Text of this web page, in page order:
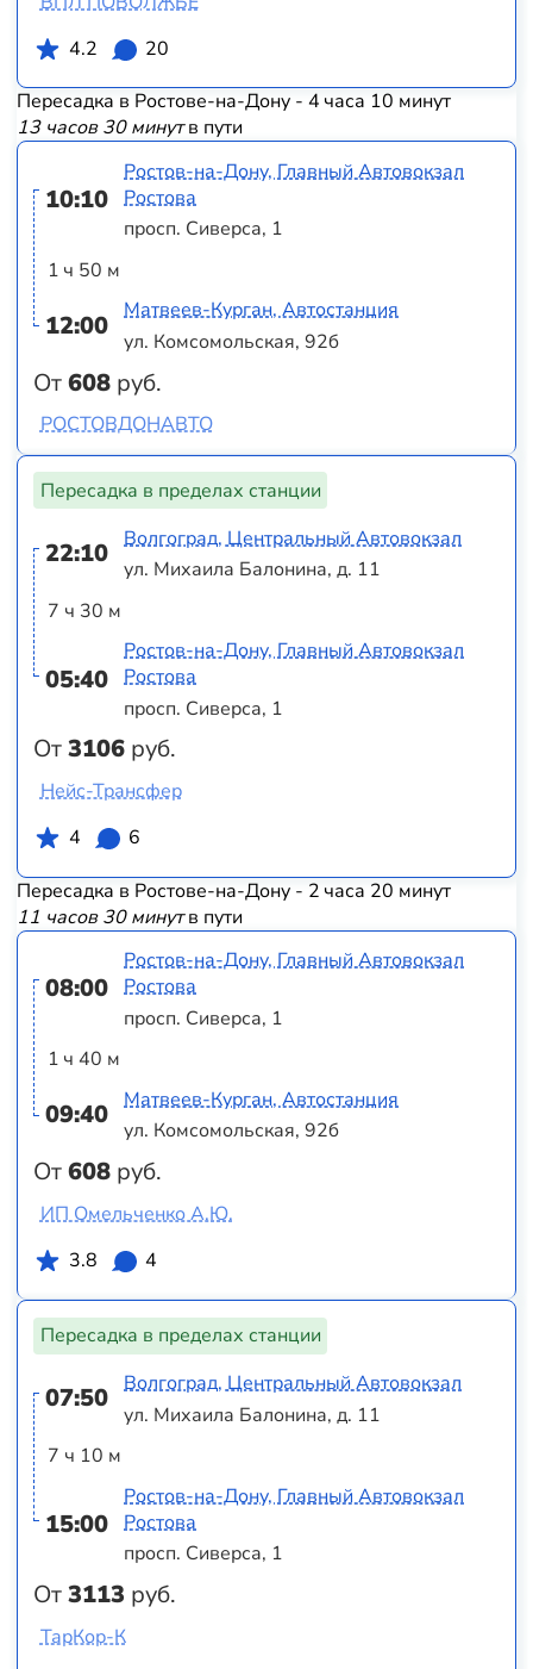
4.2
20
Пересадка в Ростове-на-Дону - 4 часа 10 минут
13 часов 30 минутв пути
10:10
1 ч 50 м
12:00
От608 руб.
Ростов-на-Дону, Главный Автовокзал
Ростова
просп. Сиверса, 1
Матвеев-Курган, Автостанция
ул. Комсомольская, 92б
РОСТОВДОНАВТО
Пересадка в пределах станции
22:10
7 ч 30 м
05:40
От3106 руб.
Волгоград, Центральный Автовокзал
ул. Михаила Балонина, д. 11
Ростов-на-Дону, Главный Автовокзал
Ростова
просп. Сиверса, 1
Нейс-Трансфер
4
6
Пересадка в Ростове-на-Дону - 2 часа 20 минут
11 часов 30 минутв пути
08:00
1 ч 40 м
09:40
От608 руб.
Ростов-на-Дону, Главный Автовокзал
Ростова
просп. Сиверса, 1
Матвеев-Курган, Автостанция
ул. Комсомольская, 92б
ИП Омельченко А.Ю.
3.8
4
Пересадка в пределах станции
07:50
7 ч 10 м
15:00
От3113 руб.
Волгоград, Центральный Автовокзал
ул. Михаила Балонина, д. 11
Ростов-на-Дону, Главный Автовокзал
Ростова
просп. Сиверса, 1
ТарКор-К